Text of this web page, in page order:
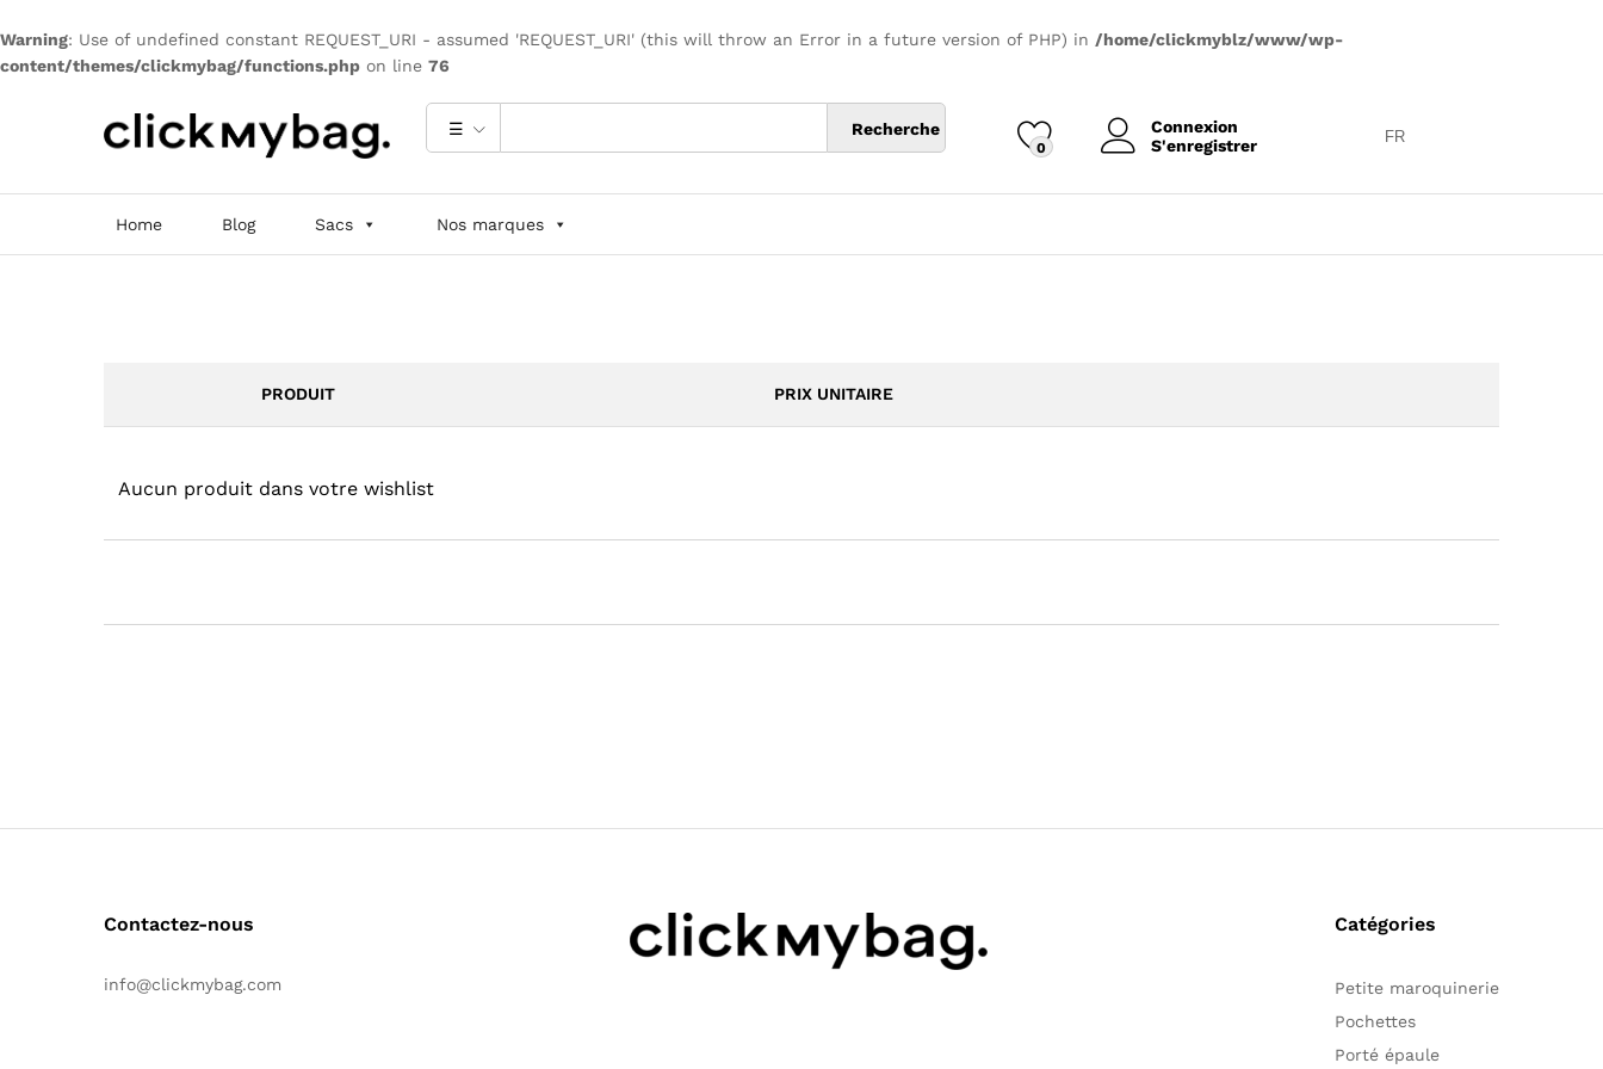
Warning: Use of undefined constant REQUEST_URI - assumed 'REQUEST_URI' (this will throw an Error in a future version of PHP) in /home/clickmyblz/www/wp-
content/themes/clickmybag/functions.php on line 76
☰ Recherche
0
Connexion
S'enregistrer
FR
Home Blog Sacs Nos marques
PRODUIT PRIX UNITAIRE
Aucun produit dans votre wishlist
Contactez-nous
info@clickmybag.com
Catégories
Petite maroquinerie
Pochettes
Porté épaule